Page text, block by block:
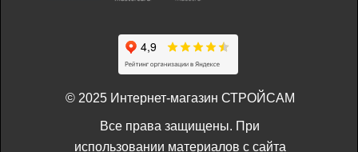
© 2025 Интернет-магазин СТРОЙСАМ
Все права защищены. При
использовании материалов с сайта